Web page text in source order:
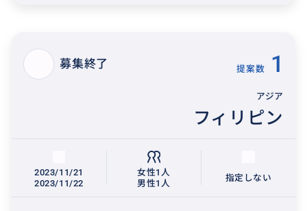
募集終了 提案数 1
アジア
フィリピン
2023/11/21
2023/11/22
女性1人
男性1人
指定しない